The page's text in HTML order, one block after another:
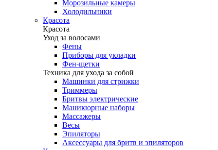
Морозильные камеры
Холодильники
Красота
Красота
Уход за волосами
Фены
Приборы для укладки
Фен-щетки
Техника для ухода за собой
Машинки для стрижки
Триммеры
Бритвы электрические
Маникюрные наборы
Массажеры
Весы
Эпиляторы
Аксессуары для бритв и эпиляторов